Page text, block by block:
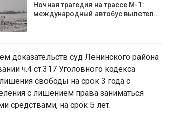
Ночная трагедия на трассе М-1:
международный автобус вылетел…
доказательств суд Ленинского района
ч.4 ст.317 Уголовного кодекса
свободы на срок 3 года с
с лишением права заниматься
средствами, на срок 5 лет.